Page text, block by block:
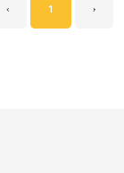
‹ 1 ›